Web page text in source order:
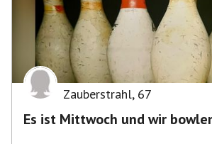
Zauberstrahl, 67
Es ist Mittwoch und wir